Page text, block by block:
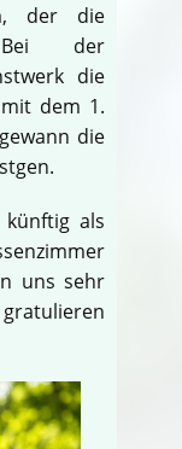
der die
Bei der
die
dem 1.
die
als
uns sehr